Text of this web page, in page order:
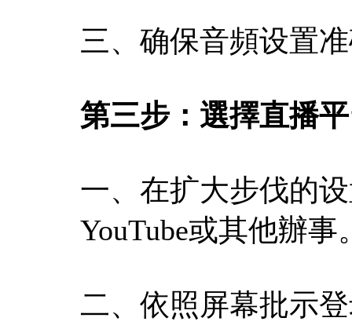
三、确保音頻设置
第三步：選擇直播
一、在扩大步伐的
YouTube或其他辦事
二、依照屏幕批示